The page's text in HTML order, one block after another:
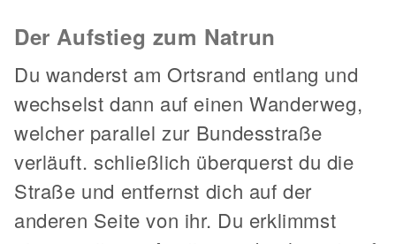
Der Aufstieg zum Natrun
Du wanderst am Ortsrand entlang und
wechselst dann auf einen Wanderweg,
welcher parallel zur Bundesstraße
verläuft. schließlich überquerst du die
Straße und entfernst dich auf der
anderen Seite von ihr. Du erklimmst